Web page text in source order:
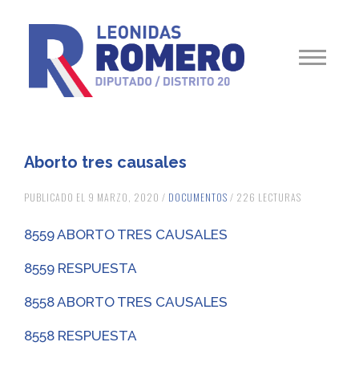
Aborto tres causales
PUBLICADO EL 9 MARZO, 2020 / DOCUMENTOS / 226 LECTURAS
8559 ABORTO TRES CAUSALES
8559 RESPUESTA
8558 ABORTO TRES CAUSALES
8558 RESPUESTA